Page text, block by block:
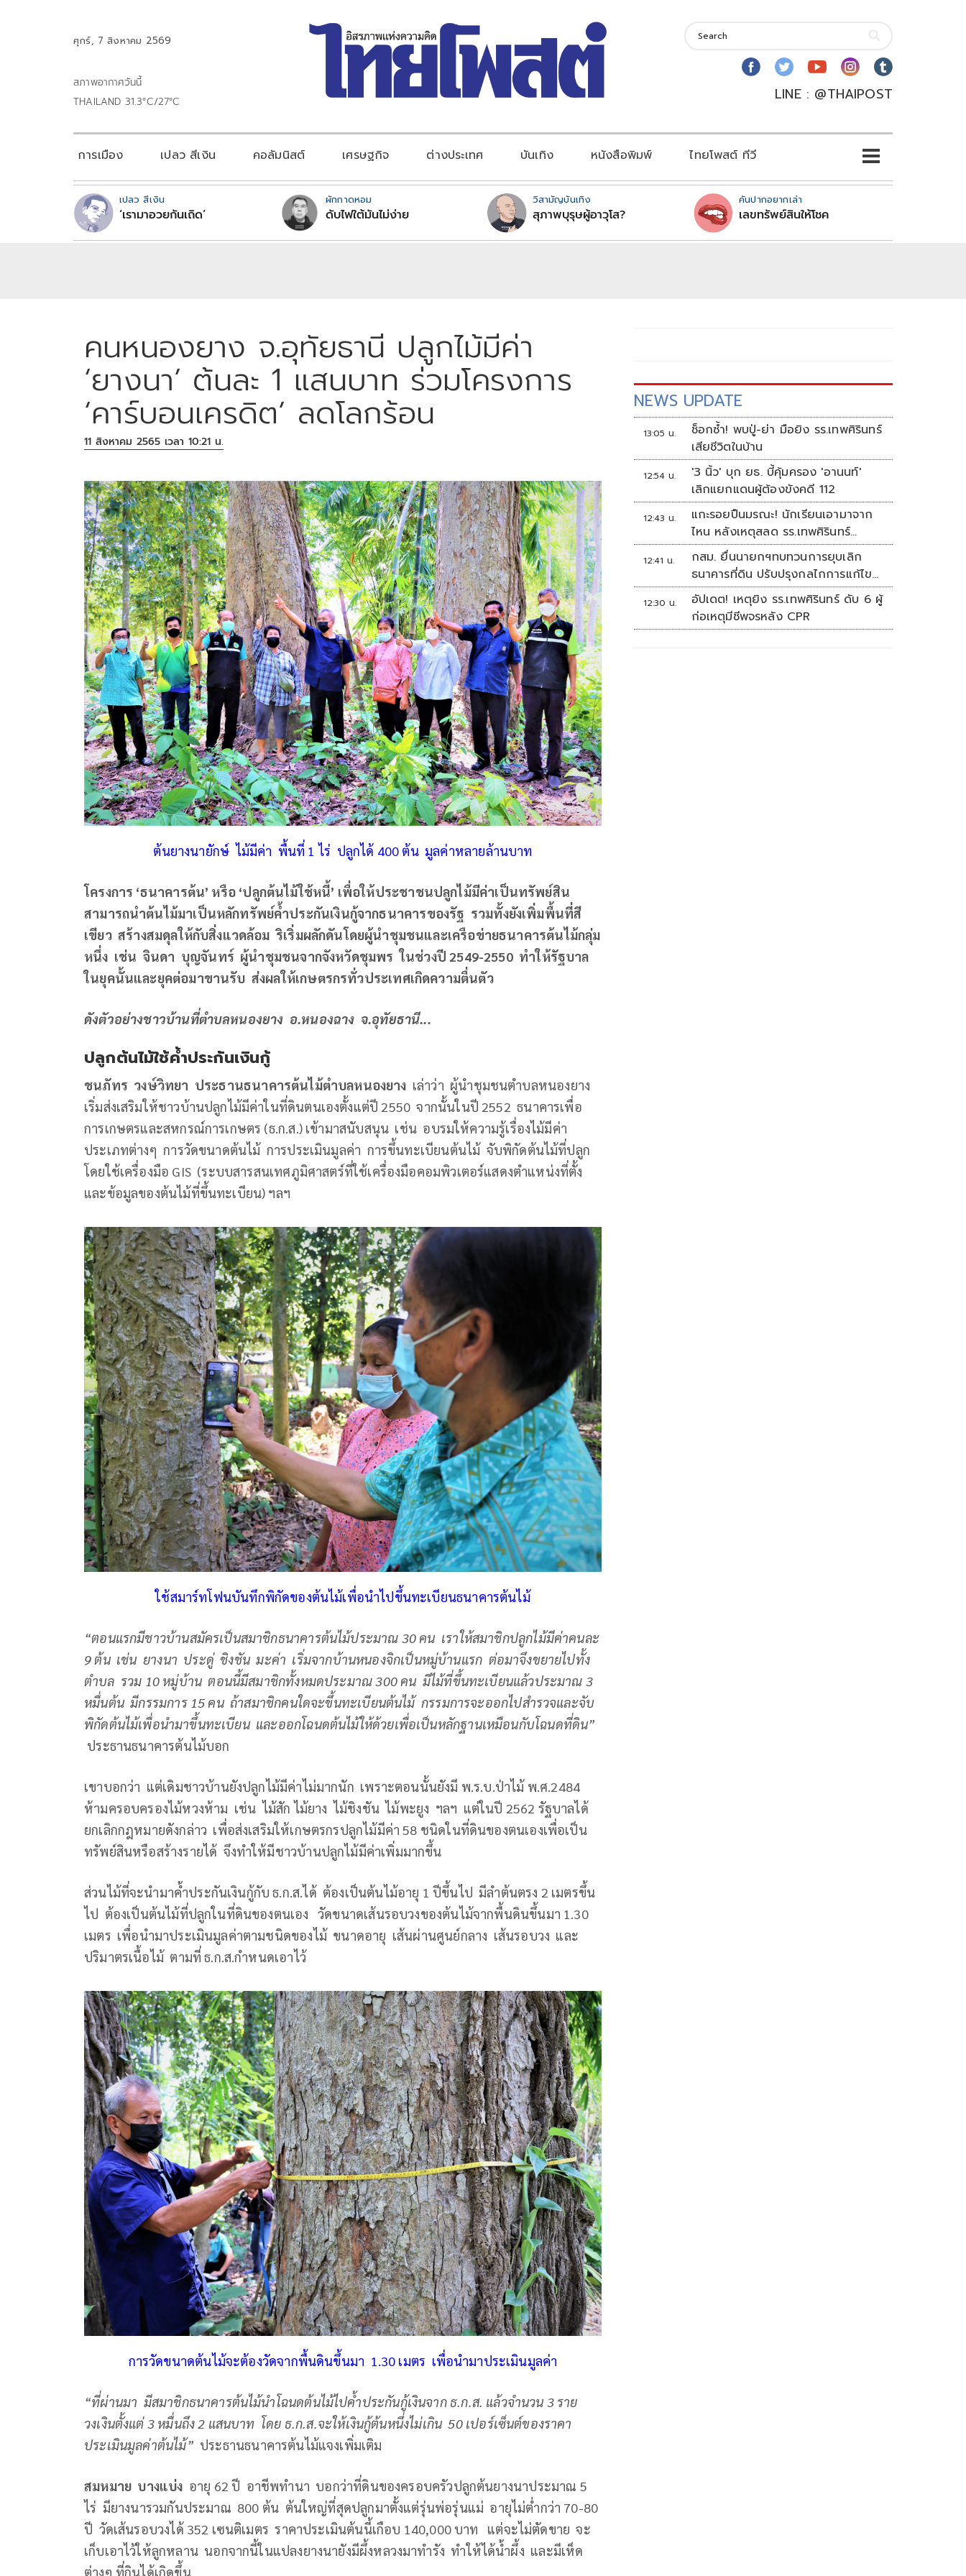
ศุกร์, 7 สิงหาคม 2569
สภาพอากาศวันนี้
THAILAND 31.3°C/27°C
LINE : @THAIPOST
การเมือง เปลว สีเงิน คอลัมนิสต์ เศรษฐกิจ ต่างประเทศ บันเทิง หนังสือพิมพ์ ไทยโพสต์ ทีวี
เปลว สีเงิน
‘เรามาอวยกันเถิด’
ผักกาดหอม
ดับไฟใต้มันไม่ง่าย
วิสามัญบันเทิง
สุภาพบุรุษผู้อาวุโส?
คันปากอยากเล่า
เลขทรัพย์สินให้โชค
คนหนองยาง จ.อุทัยธานี ปลูกไม้มีค่า
‘ยางนา’ ต้นละ 1 แสนบาท ร่วมโครงการ
‘คาร์บอนเครดิต’ ลดโลกร้อน
11 สิงหาคม 2565 เวลา 10:21 น.
ต้นยางนายักษ์ ไม้มีค่า พื้นที่ 1 ไร่ ปลูกได้ 400 ต้น มูลค่าหลายล้านบาท
โครงการ ‘ธนาคารต้น’ หรือ ‘ปลูกต้นไม้ใช้หนี้’ เพื่อให้ประชาชนปลูกไม้มีค่าเป็นทรัพย์สิน
สามารถนำต้นไม้มาเป็นหลักทรัพย์ค้ำประกันเงินกู้จากธนาคารของรัฐ รวมทั้งยังเพิ่มพื้นที่สี
เขียว สร้างสมดุลให้กับสิ่งแวดล้อมริเริ่มผลักดันโดยผู้นำชุมชนและเครือข่ายธนาคารต้นไม้กลุ่ม
หนึ่ง เช่น จินดา บุญจันทร์ ผู้นำชุมชนจากจังหวัดชุมพร ในช่วงปี 2549-2550 ทำให้รัฐบาล
ในยุคนั้นและยุคต่อมาขานรับ ส่งผลให้เกษตรกรทั่วประเทศเกิดความตื่นตัว
ดังตัวอย่างชาวบ้านที่ตำบลหนองยาง อ.หนองฉาง จ.อุทัยธานี...
ปลูกต้นไม้ใช้ค้ำประกันเงินกู้
ชนภัทร วงษ์วิทยา ประธานธนาคารต้นไม้ตำบลหนองยาง เล่าว่า ผู้นำชุมชนตำบลหนองยาง
เริ่มส่งเสริมให้ชาวบ้านปลูกไม้มีค่าในที่ดินตนเองตั้งแต่ปี 2550 จากนั้นในปี 2552 ธนาคารเพื่อ
การเกษตรและสหกรณ์การเกษตร (ธ.ก.ส.) เข้ามาสนับสนุน เช่น อบรมให้ความรู้เรื่องไม้มีค่า
ประเภทต่างๆ การวัดขนาดต้นไม้ การประเมินมูลค่า การขึ้นทะเบียนต้นไม้ จับพิกัดต้นไม้ที่ปลูก
โดยใช้เครื่องมือ GIS (ระบบสารสนเทศภูมิศาสตร์ที่ใช้เครื่องมือคอมพิวเตอร์แสดงตำแหน่งที่ตั้ง
และข้อมูลของต้นไม้ที่ขึ้นทะเบียน) ฯลฯ
ใช้สมาร์ทโฟนบันทึกพิกัดของต้นไม้เพื่อนำไปขึ้นทะเบียนธนาคารต้นไม้
“ตอนแรกมีชาวบ้านสมัครเป็นสมาชิกธนาคารต้นไม้ประมาณ 30 คน เราให้สมาชิกปลูกไม้มีค่าคนละ
9 ต้น เช่น ยางนา ประดู่ ชิงชัน มะค่า เริ่มจากบ้านหนองจิกเป็นหมู่บ้านแรก ต่อมาจึงขยายไปทั้ง
ตำบล รวม 10 หมู่บ้าน ตอนนี้มีสมาชิกทั้งหมดประมาณ 300 คน มีไม้ที่ขึ้นทะเบียนแล้วประมาณ 3
หมื่นต้น มีกรรมการ 15 คน ถ้าสมาชิกคนใดจะขึ้นทะเบียนต้นไม้ กรรมการจะออกไปสำรวจและจับ
พิกัดต้นไม้เพื่อนำมาขึ้นทะเบียน และออกโฉนดต้นไม้ให้ด้วยเพื่อเป็นหลักฐานเหมือนกับโฉนดที่ดิน”
ประธานธนาคารต้นไม้บอก
เขาบอกว่า แต่เดิมชาวบ้านยังปลูกไม้มีค่าไม่มากนัก เพราะตอนนั้นยังมี พ.ร.บ.ป่าไม้ พ.ศ.2484
ห้ามครอบครองไม้หวงห้าม เช่น ไม้สัก ไม้ยาง ไม้ชิงชัน ไม้พะยูง ฯลฯ แต่ในปี 2562 รัฐบาลได้
ยกเลิกกฎหมายดังกล่าว เพื่อส่งเสริมให้เกษตรกรปลูกไม้มีค่า 58 ชนิดในที่ดินของตนเองเพื่อเป็น
ทรัพย์สินหรือสร้างรายได้ จึงทำให้มีชาวบ้านปลูกไม้มีค่าเพิ่มมากขึ้น
ส่วนไม้ที่จะนำมาค้ำประกันเงินกู้กับ ธ.ก.ส.ได้ ต้องเป็นต้นไม้อายุ 1 ปีขึ้นไป มีลำต้นตรง 2 เมตรขึ้น
ไป ต้องเป็นต้นไม้ที่ปลูกในที่ดินของตนเอง วัดขนาดเส้นรอบวงของต้นไม้จากพื้นดินขึ้นมา 1.30
เมตร เพื่อนำมาประเมินมูลค่าตามชนิดของไม้ ขนาดอายุ เส้นผ่านศูนย์กลาง เส้นรอบวง และ
ปริมาตรเนื้อไม้ ตามที่ ธ.ก.ส.กำหนดเอาไว้
การวัดขนาดต้นไม้จะต้องวัดจากพื้นดินขึ้นมา 1.30 เมตร เพื่อนำมาประเมินมูลค่า
“ที่ผ่านมา มีสมาชิกธนาคารต้นไม้นำโฉนดต้นไม้ไปค้ำประกันกู้เงินจาก ธ.ก.ส. แล้วจำนวน 3 ราย
วงเงินตั้งแต่ 3 หมื่นถึง 2 แสนบาท โดย ธ.ก.ส.จะให้เงินกู้ต้นหนึ่งไม่เกิน 50 เปอร์เซ็นต์ของราคา
ประเมินมูลค่าต้นไม้” ประธานธนาคารต้นไม้แจงเพิ่มเติม
สมหมาย บางแบ่ง อายุ 62 ปี อาชีพทำนา บอกว่าที่ดินของครอบครัวปลูกต้นยางนาประมาณ 5
ไร่ มียางนารวมกันประมาณ 800 ต้น ต้นใหญ่ที่สุดปลูกมาตั้งแต่รุ่นพ่อรุ่นแม่ อายุไม่ต่ำกว่า 70-80
ปี วัดเส้นรอบวงได้ 352 เซนติเมตร ราคาประเมินต้นนี้เกือบ 140,000 บาท แต่จะไม่ตัดขาย จะ
เก็บเอาไว้ให้ลูกหลาน นอกจากนี้ในแปลงยางนายังมีผึ้งหลวงมาทำรัง ทำให้ได้น้ำผึ้ง และมีเห็ด
ต่างๆ ที่กินได้เกิดขึ้น
NEWS UPDATE
13:05 น.
ช็อกซ้ำ! พบปู่-ย่า มือยิง รร.เทพศิรินทร์
เสียชีวิตในบ้าน
12:54 น.
'3 นิ้ว' บุก ยธ. บี้คุ้มครอง 'อานนท์'
เลิกแยกแดนผู้ต้องขังคดี 112
12:43 น.
แกะรอยปืนมรณะ! นักเรียนเอามาจาก
ไหน หลังเหตุสลด รร.เทพศิรินทร์
นนทบุรี
12:41 น.
กสม. ยื่นนายกฯทบทวนการยุบเลิก
ธนาคารที่ดิน ปรับปรุงกลไกการแก้ไข
ปัญหาความเหลื่อมล้ำ
12:30 น.
อัปเดต! เหตุยิง รร.เทพศิรินทร์ ดับ 6 ผู้
ก่อเหตุมีชีพจรหลัง CPR